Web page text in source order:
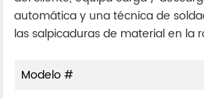
automática y una técnica de
las salpicaduras de material en la
Modelo #